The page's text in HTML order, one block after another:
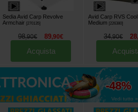
Sedia Avid Carp Revolve
Armchair [270135]
98,90€ 89,90€
Acquista
Avid Carp RVS
Medium [226380]
34,90€ 28
fino al
-48%
Vedi tutto »